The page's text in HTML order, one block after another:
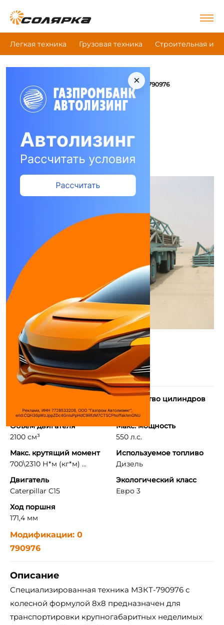
Легкая техника Грузовая техника Строительная и
×
Главная Мзкт 790976
Шасси Мзкт 790976
4-тактный дизельный ...
Количество цилиндров
6
Объем двигателя
2100 см³
Макс. мощность
550 л.с.
Макс. крутящий момент
700\2310 Н*м (кг*м) ...
Используемое топливо
Дизель
Двигатель
Caterpillar C15
Экологический класс
Евро 3
Ход поршня
171,4 мм
Модификации: 0
790976
Описание
Специализированная техника МЗКТ-790976 с
колесной формулой 8х8 предназначен для
транспортировки крупногабаритных неделимых